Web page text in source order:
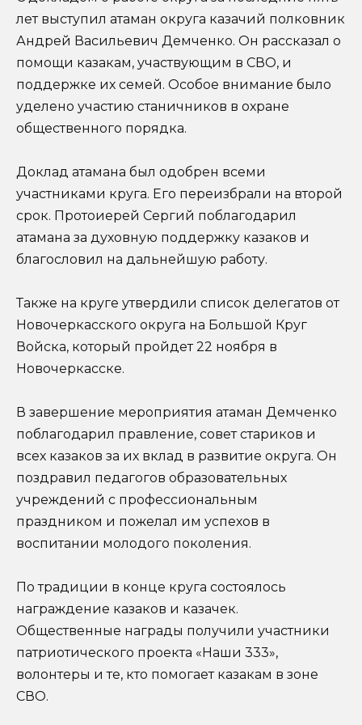
лет выступил атаман округа казачий полковник
Андрей Васильевич Демченко. Он рассказал о
помощи казакам, участвующим в СВО, и
поддержке их семей. Особое внимание было
уделено участию станичников в охране
общественного порядка.
Доклад атамана был одобрен всеми
участниками круга. Его переизбрали на второй
срок. Протоиерей Сергий поблагодарил
атамана за духовную поддержку казаков и
благословил на дальнейшую работу.
Также на круге утвердили список делегатов от
Новочеркасского округа на Большой Круг
Войска, который пройдет 22 ноября в
Новочеркасске.
В завершение мероприятия атаман Демченко
поблагодарил правление, совет стариков и
всех казаков за их вклад в развитие округа. Он
поздравил педагогов образовательных
учреждений с профессиональным
праздником и пожелал им успехов в
воспитании молодого поколения.
По традиции в конце круга состоялось
награждение казаков и казачек.
Общественные награды получили участники
патриотического проекта «Наши 333»,
волонтеры и те, кто помогает казакам в зоне
СВО.